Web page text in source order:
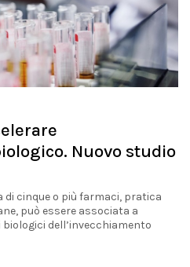
Nuovo studio
di cinque o più farmaci, pratica
può essere associata a
dell’invecchiamento